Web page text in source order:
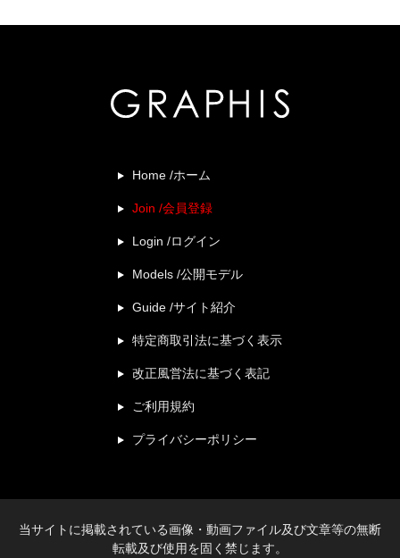
Home /ホーム
Join /会員登録
Login /ログイン
Models /公開モデル
Guide /サイト紹介
特定商取引法に基づく表示
改正風営法に基づく表記
ご利用規約
プライバシーポリシー
当サイトに掲載されている画像・動画ファイル及び文章等の無断
転載及び使用を固く禁じます。